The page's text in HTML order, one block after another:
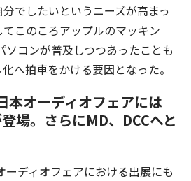
でしたいというニーズが高まっ
このころアップルのマッキン
ソコンが普及しつつあったことも
へ拍車をかける要因となった。
本オーディオフェアには
場。さらにMD、DCCへと
ーディオフェアにおける出展にも